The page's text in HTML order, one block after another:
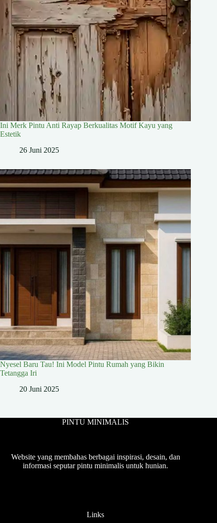
Ini Merk Pintu Anti Rayap Berkualitas Motif Kayu yang
Estetik
26 Juni 2025
Nyesel Baru Tau! Ini Model Pintu Rumah yang Bikin
Tetangga Iri
20 Juni 2025
PINTU MINIMALIS
Website yang membahas berbagai inspirasi, desain, dan
informasi seputar pintu minimalis untuk hunian.
Links